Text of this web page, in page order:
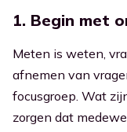
1. Begin met
Meten is weten,
afnemen van
focusgroep. Wat
zorgen dat